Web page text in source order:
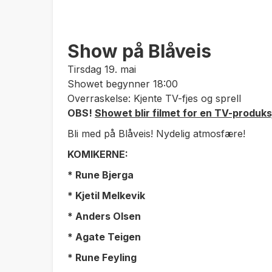
Show på Blåveis
Tirsdag 19. mai
Showet begynner 18:00
Overraskelse: Kjente TV-fjes og sprell
OBS! Showet blir filmet for en TV-
Bli med på Blåveis! Nydelig atmosfære!
KOMIKERNE:
* Rune Bjerga
* Kjetil Melkevik
* Anders Olsen
* Agate Teigen
* Rune Feyling